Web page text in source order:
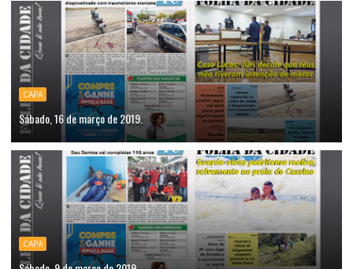
CAPA
Sábado, 16 de março de 2019.
CAPA